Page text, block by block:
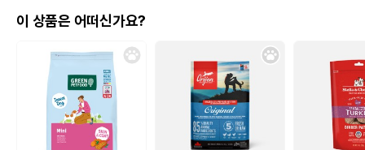
이 상품은 어떠신가요?